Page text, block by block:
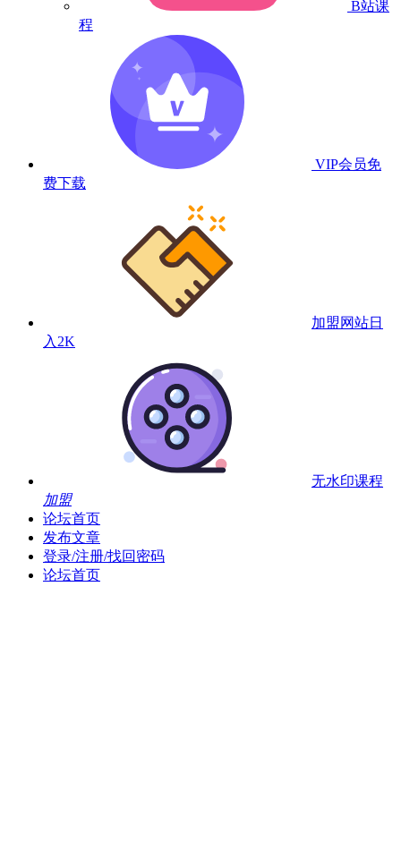
B站课
程
VIP会员免
费下载
加盟网站日
入2K
无水印课程
加盟
论坛首页
发布文章
登录/注册/找回密码
论坛首页